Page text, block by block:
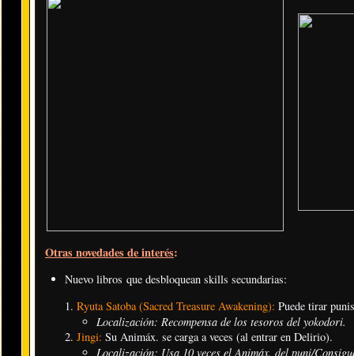
Otras novedades de interés:
Nuevo libros que desbloquean skills secundarias:
Ryuta Satoba (Sacred Treasure Awakening): Puede tirar
Localización: Recompensa de los tesoros del yokodori.
Jingi: Su Animáx. se carga a veces (al entrar en Delirio).
Localización: Usa 10 veces el Animáx. del puni/